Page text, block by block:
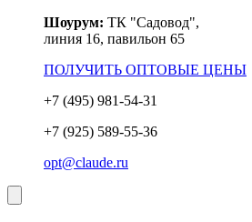
Шоурум: ТК "Садовод",
линия 16, павильон 65
ПОЛУЧИТЬ ОПТОВЫЕ ЦЕНЫ
+7 (495) 981-54-31
+7 (925) 589-55-36
opt@claude.ru